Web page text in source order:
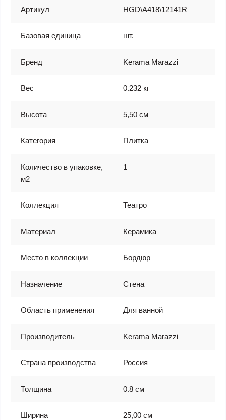
Артикул HGD\A418\12141R
Базовая единица шт.
Бренд Kerama Marazzi
Вес 0.232 кг
Высота 5,50 см
Категория Плитка
Количество в упаковке,
м2
1
Коллекция Театро
Материал Керамика
Место в коллекции Бордюр
Назначение Стена
Область применения Для ванной
Производитель Kerama Marazzi
Страна производства Россия
Толщина 0.8 см
Ширина 25,00 см